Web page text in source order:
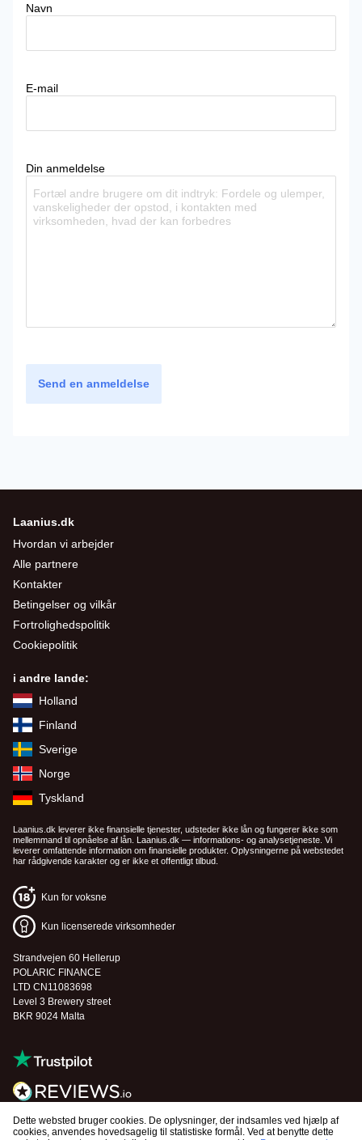
Dette websted bruger cookies. De oplysninger, der indsamles ved hjælp af
cookies, anvendes hovedsagelig til statistiske formål. Ved at benytte dette
Navn
E-mail
Din anmeldelse
Send en anmeldelse
Laanius.dk
Hvordan vi arbejder
Alle partnere
Kontakter
Betingelser og vilkår
Fortrolighedspolitik
Cookiepolitik
i andre lande:
Holland
Finland
Sverige
Norge
Tyskland
Laanius.dk leverer ikke finansielle tjenester, udsteder ikke lån og fungerer ikke som
mellemmand til opnåelse af lån. Laanius.dk — informations- og analysetjeneste. Vi
leverer omfattende information om finansielle produkter. Oplysningerne på webstedet
har rådgivende karakter og er ikke et offentligt tilbud.
Kun for voksne
Kun licenserede virksomheder
Strandvejen 60 Hellerup
POLARIC FINANCE
LTD CN11083698
Level 3 Brewery street
BKR 9024 Malta